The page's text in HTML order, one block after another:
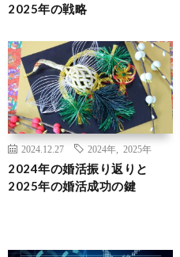
2025年の戦略
2024.12.27 2024年 2025年
2024年の婚活振り返りと
2025年の婚活成功の鍵